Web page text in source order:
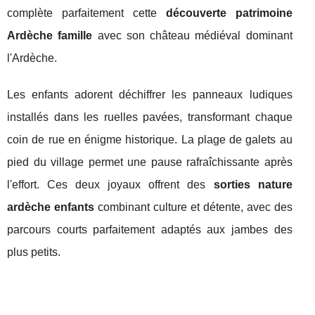
complète parfaitement cette découverte patrimoine
Ardèche famille avec son château médiéval dominant
l'Ardèche.
Les enfants adorent déchiffrer les panneaux ludiques
installés dans les ruelles pavées, transformant chaque
coin de rue en énigme historique. La plage de galets au
pied du village permet une pause rafraîchissante après
l'effort. Ces deux joyaux offrent des sorties nature
ardèche enfantscombinant culture et détente, avec des
parcours courts parfaitement adaptés aux jambes des
plus petits.